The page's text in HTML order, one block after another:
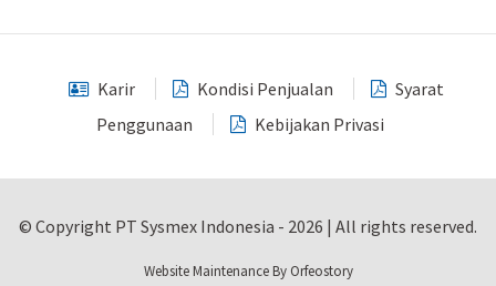
Karir Kondisi Penjualan
Syarat
Penggunaan
Kebijakan Privasi
© Copyright PT Sysmex Indonesia - 2026 | All rights reserved.
Website Maintenance By Orfeostory